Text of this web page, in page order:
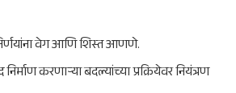
वेग आणि शिस्त आणणे.
निर्माण करणाऱ्या बदल्यांच्या प्रक्रियेवर नियंत्रण